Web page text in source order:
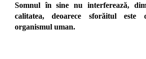
Somnul în sine nu interferează,
calitatea, deoarece sforăitul este
organismul uman.